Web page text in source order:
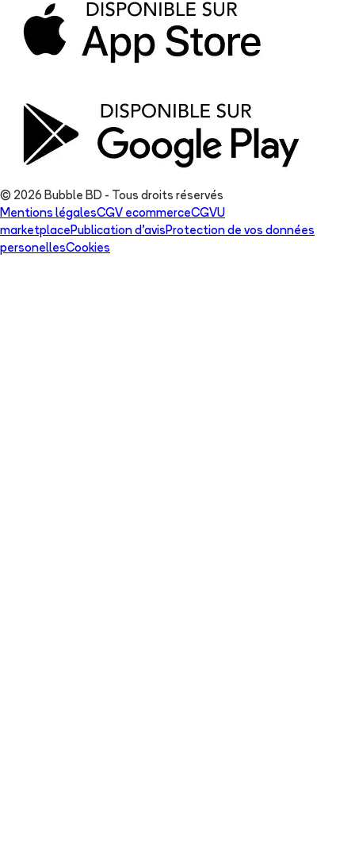
© 2026 Bubble BD - Tous droits réservés
Mentions légalesCGV ecommerceCGVU
marketplace Publication d'avis Protection de vos données
personellesCookies